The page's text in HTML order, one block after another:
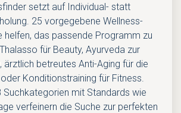
setzt auf Individual- statt
25 vorgegebene Wellness-
helfen, das passende Programm zu
für Beauty, Ayurveda zur
ärztlich betreutes Anti-Aging für die
Konditionstraining für Fitness.
Suchkategorien mit Standards wie
verfeinern die Suche zur perfekten